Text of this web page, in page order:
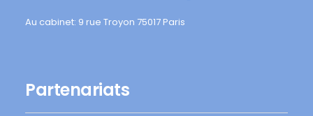
Au cabinet: 9 rue Troyon 75017 Paris
Partenariats